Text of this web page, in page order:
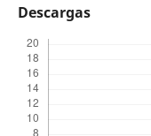
Descargas